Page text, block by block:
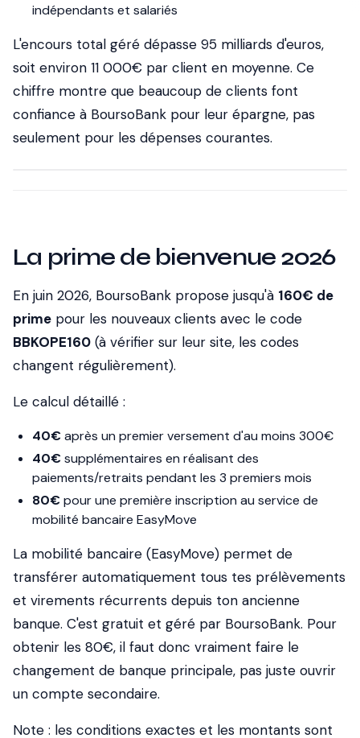
indépendants et salariés
L'encours total géré dépasse 95 milliards d'euros,
soit environ 11 000€ par client en moyenne. Ce
chiffre montre que beaucoup de clients font
confiance à BoursoBank pour leur épargne, pas
seulement pour les dépenses courantes.
La prime de bienvenue 2026
En juin 2026, BoursoBank propose jusqu'à 160€ de
prime pour les nouveaux clients avec le code
BBKOPE160 (à vérifier sur leur site, les codes
changent régulièrement).
Le calcul détaillé :
40€après un premier versement d'au moins 300€
40€supplémentaires en réalisant des
paiements/retraits pendant les 3 premiers mois
80€pour une première inscription au service de
mobilité bancaire EasyMove
La mobilité bancaire (EasyMove) permet de
transférer automatiquement tous tes prélèvements
et virements récurrents depuis ton ancienne
banque. C'est gratuit et géré par BoursoBank. Pour
obtenir les 80€, il faut donc vraiment faire le
changement de banque principale, pas juste ouvrir
un compte secondaire.
Note : les conditions exactes et les montants sont